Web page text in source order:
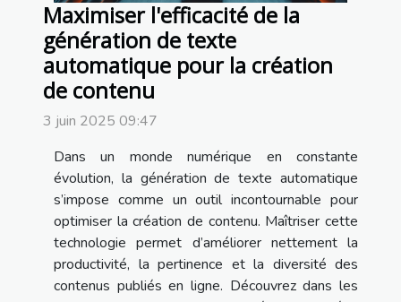
Maximiser l'efficacité de la
génération de texte
automatique pour la création
de contenu
3 juin 2025 09:47
Dans un monde numérique en constante
évolution, la génération de texte automatique
s’impose comme un outil incontournable pour
optimiser la création de contenu. Maîtriser cette
technologie permet d’améliorer nettement la
productivité, la pertinence et la diversité des
contenus publiés en ligne. Découvrez dans les